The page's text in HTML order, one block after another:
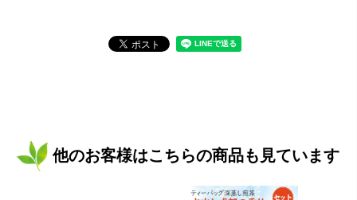
他のお客様はこちらの商品も見ています